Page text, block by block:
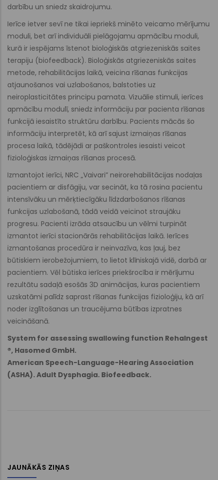
darbību un sniedz skaidrojumu.
Ierīce ietver sevī ne tikai iepriekš minēto veicamo mērījumu
moduli, bet arī individuāli pielāgojamu apmācību moduli,
kurā ir iespējams īstenot bioloģiskās atgriezeniskās saites
terapiju (biofeedback). Bioloģiskās atgriezeniskās saites
metode, rehabilitācijas laikā, veicina rīšanas funkcijas
atjaunošanos vai uzlabošanos, balstoties uz
neiroplasticitātes principu pamata. Vizuālie stimuli, ierīces
apmācību modulī, sniedz informāciju par pacienta rīšanas
funkcijā iesaistīto struktūru darbību. Pacients mācās šo
informāciju interpretēt, kā arī sajust izmaiņas rīšanas
procesa laikā, tādējādi ar paškontroles iesaisti veicot
fizioloģiskas izmaiņas rīšanas procesā.
Izmantojot ierīci, NRC „Vaivari” neirorehabilitācijas nodaļas
pacientiem ar disfāgiju, var secināt, ka tā rosina pacientu
intensīvāku un mērķtiecīgāku līdzdarbošanos rīšanas
funkcijas uzlabošanā, tādā veidā veicinot straujāku
progresu. Pacienti izrāda atsaucību un vēlmi turpināt
izmantot ierīci stacionārās rehabilitācijas laikā. Ierīces
izmantošanas procedūra ir neinvazīva, kas ļauj, bez
būtiskiem ierobežojumiem, to lietot klīniskajā vidē, darbā ar
pacientiem. Vēl būtiska ierīces priekšrocība ir mērījumu
rezultātu sadaļā esošās 3D animācijas, kuras pacientiem
uzskatāmi palīdz saprast rīšanas funkcijas fizioloģiju, kā arī
noder izglītošanas un traucējuma būtības izpratnes
veicināšanā.
System for assessing swallowing function RehaIngest
®, Hasomed GmbH.
American Speech-Language-Hearing Association
(ASHA). Adult Dysphagia. Biofeedback.
JAUNĀKĀS ZIŅAS